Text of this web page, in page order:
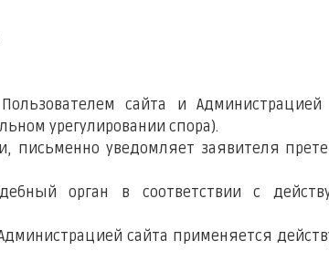
сайта и Администрацией
урегулировании спора).
письменно уведомляет заявителя
орган в соответствии с
сайта применяется